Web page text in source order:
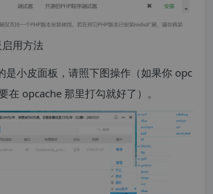
用方法
是小皮面板，请照下图操作（如果你 opc
在 opcache 那里打勾就好了）。